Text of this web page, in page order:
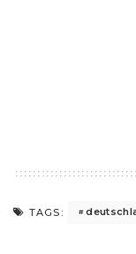
TAGS: